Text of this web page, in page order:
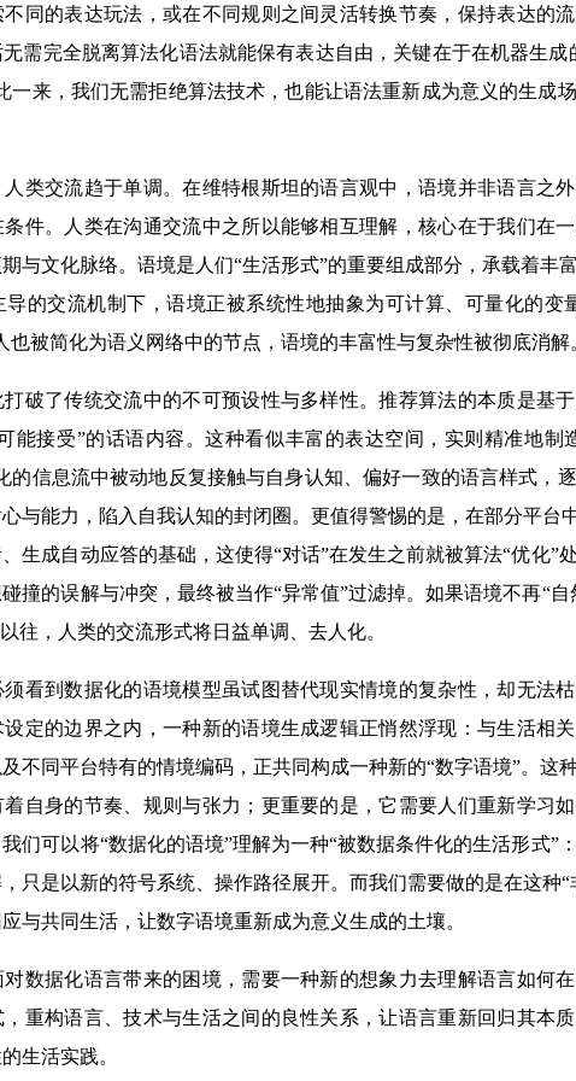
同的表达玩法，或在不同规则之间灵活转换节奏，保持表达的
需完全脱离算法化语法就能保有表达自由，关键在于在机器生成
一来，我们无需拒绝算法技术，也能让语法重新成为意义的生成
交流趋于单调。在维特根斯坦的语言观中，语境并非语言之外
件。人类在沟通交流中之所以能够相互理解，核心在于我们在
与文化脉络。语境是人们“生活形式”的重要组成部分，承载着丰
导的交流机制下，语境正被系统性地抽象为可计算、可量化的变
也被简化为语义网络中的节点，语境的丰富性与复杂性被彻底消解
了传统交流中的不可预设性与多样性。推荐算法的本质是基于
能接受”的话语内容。这种看似丰富的表达空间，实则精准地制
的信息流中被动地反复接触与自身认知、偏好一致的语言样式，
与能力，陷入自我认知的封闭圈。更值得警惕的是，在部分平台
生成自动应答的基础，这使得“对话”在发生之前就被算法“优化”
撞的误解与冲突，最终被当作“异常值”过滤掉。如果语境不再“
往，人类的交流形式将日益单调、去人化。
到数据化的语境模型虽试图替代现实情境的复杂性，却无法枯
定的边界之内，一种新的语境生成逻辑正悄然浮现：与生活相
不同平台特有的情境编码，正共同构成一种新的“数字语境”。这
自身的节奏、规则与张力；更重要的是，它需要人们重新学习如
们可以将“数据化的语境”理解为一种“被数据条件化的生活形式”
只是以新的符号系统、操作路径展开。而我们需要做的是在这种“
与共同生活，让数字语境重新成为意义生成的土壤。
据化语言带来的困境，需要一种新的想象力去理解语言如何在
重构语言、技术与生活之间的良性关系，让语言重新回归其本
生活实践。